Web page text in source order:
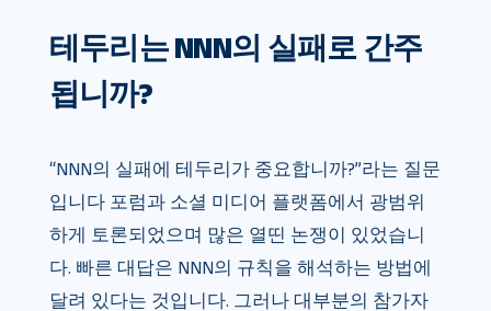
테두리는 NNN의 실패로 간주
됩니까?
“NNN의 실패에 테두리가 중요합니까?”라는 질문
입니다 포럼과 소셜 미디어 플랫폼에서 광범위
하게 토론되었으며 많은 열띤 논쟁이 있었습니
다. 빠른 대답은 NNN의 규칙을 해석하는 방법에
달려 있다는 것입니다. 그러나 대부분의 참가자